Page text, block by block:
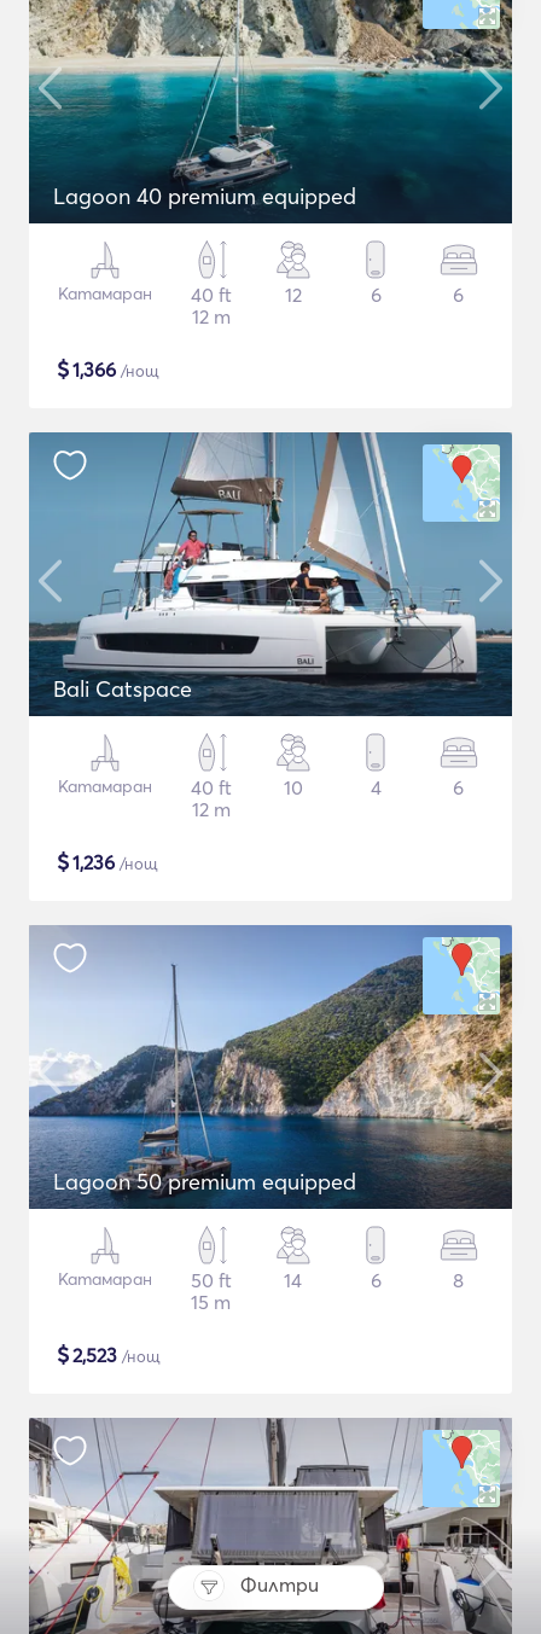
Филтри
Lagoon 40 premium equipped
Катамаран
40 ft
12 m
12 6 6
$1,366 /нощ
Bali Catspace
Катамаран
40 ft
12 m
10 4 6
$1,236 /нощ
Lagoon 50 premium equipped
Катамаран
50 ft
15 m
14 6 8
$2,523 /нощ